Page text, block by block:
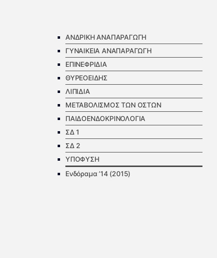
ΑΝΔΡΙΚΗ ΑΝΑΠΑΡΑΓΩΓΗ
ΓΥΝΑΙΚΕΙΑ ΑΝΑΠΑΡΑΓΩΓΗ
ΕΠΙΝΕΦΡΙΔΙΑ
ΘΥΡΕΟΕΙΔΗΣ
ΛΙΠΙΔΙΑ
ΜΕΤΑΒΟΛΙΣΜΟΣ ΤΩΝ ΟΣΤΩΝ
ΠΑΙΔΟΕΝΔΟΚΡΙΝΟΛΟΓΙΑ
ΣΔ 1
ΣΔ 2
ΥΠΟΦΥΣΗ
Ενδόραμα ’14 (2015)